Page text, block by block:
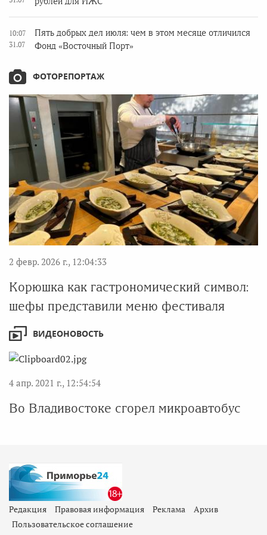
10:07
31.07
Пять добрых дел июля: чем в этом месяце отличился
Фонд «Восточный Порт»
ФОТОРЕПОРТАЖ
2 февр. 2026 г., 12:04:33
Корюшка как гастрономический символ:
шефы представили меню фестиваля
ВИДЕОНОВОСТЬ
4 апр. 2021 г., 12:54:54
Во Владивостоке сгорел микроавтобус
Редакция Правовая информация Реклама
Архив
Пользовательское соглашение